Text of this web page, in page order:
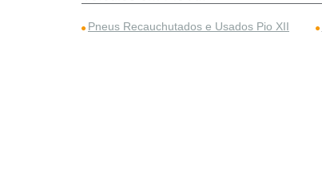
Pneus Recauchutados e Usados Pio XII